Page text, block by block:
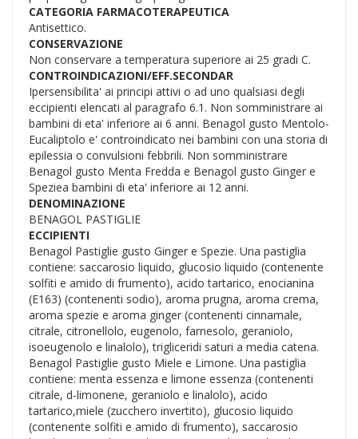
CATEGORIA FARMACOTERAPEUTICA
Antisettico.
CONSERVAZIONE
Non conservare a temperatura superiore ai 25 gradi C.
CONTROINDICAZIONI/EFF.SECONDAR
Ipersensibilita' ai principi attivi o ad uno qualsiasi degli
eccipienti elencati al paragrafo 6.1. Non somministrare ai
bambini di eta' inferiore ai 6 anni. Benagol gusto Mentolo-
Eucaliptolo e' controindicato nei bambini con una storia di
epilessia o convulsioni febbrili. Non somministrare
Benagol gusto Menta Fredda e Benagol gusto Ginger e
Speziea bambini di eta' inferiore ai 12 anni.
DENOMINAZIONE
BENAGOL PASTIGLIE
ECCIPIENTI
Benagol Pastiglie gusto Ginger e Spezie. Una pastiglia
contiene: saccarosio liquido, glucosio liquido (contenente
solfiti e amido di frumento), acido tartarico, enocianina
(E163) (contenenti sodio), aroma prugna, aroma crema,
aroma spezie e aroma ginger (contenenti cinnamale,
citrale, citronellolo, eugenolo, farnesolo, geraniolo,
isoeugenolo e linalolo), trigliceridi saturi a media catena.
Benagol Pastiglie gusto Miele e Limone. Una pastiglia
contiene: menta essenza e limone essenza (contenenti
citrale, d-limonene, geraniolo e linalolo), acido
tartarico,miele (zucchero invertito), glucosio liquido
(contenente solfiti e amido di frumento), saccarosio